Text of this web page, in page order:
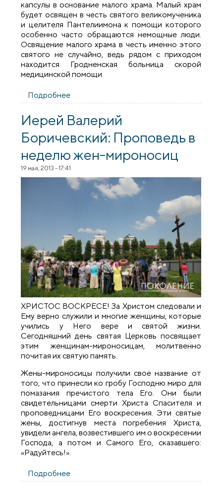
капсулы в основание малого храма. Малый храм
будет освящен в честь святого великомученика
и целителя Пантелиимона к помощи которого
особенно часто обращаются немощные люди.
Освящение малого храма в честь именно этого
святого не случайно, ведь рядом с приходом
находится Гродненская больница скорой
медицинской помощи.
Подробнее
храма прихода иконы Божией Матери
«Взыскание погибших»
Иерей Валерий
Боричевский: Проповедь в
неделю жен-мироносиц
19 мая, 2013 - 17:41
ХРИСТОС ВОСКРЕСЕ! За Христом следовали и
Ему верно служили и многие женщины, которые
учились у Него вере и святой жизни.
Сегодняшний день святая Церковь посвящает
этим женщинам-мироносицам, молитвенно
почитая их святую память.
Жены-мироносицы получили свое название от
того, что принесли ко гробу Господню миро для
помазания пречистого тела Его. Они были
свидетельницами смерти Христа Спасителя и
проповедницами Его воскресения. Эти святые
жены, достигнув места погребения Христа,
увидели ангела, возвестившего им о воскресении
Господа, а потом и Самого Его, сказавшего:
«Радуйтесь!».
Подробнее
Проповедь в неделю жен-мироносиц